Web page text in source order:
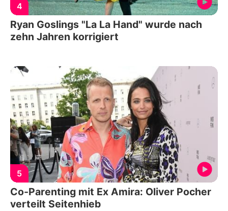
4
Ryan Goslings "La La Hand" wurde nach
zehn Jahren korrigiert
5
Co-Parenting mit Ex Amira: Oliver Pocher
verteilt Seitenhieb